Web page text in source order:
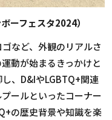
ーフェスタ2024）
など、外観のリアルさ
動が始まるきっかけと
、D&IやLGBTQ+関連
ールといったコーナー
の歴史背景や知識を楽